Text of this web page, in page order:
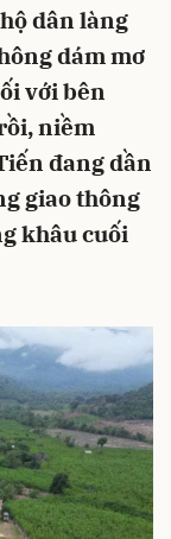
dân làng
dám mơ
với bên
niềm
đang dần
giao thông
khâu cuối